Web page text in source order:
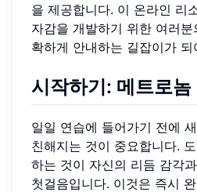
을 제공합니다. 이 온라인 리
자감을 개발하기 위한 여러
확하게 안내하는 길잡이가 되
시작하기: 메트로놈
일일 연습에 들어가기 전에
친해지는 것이 중요합니다.
하는 것이 자신의 리듬 감각
첫걸음입니다. 이것은 즉시